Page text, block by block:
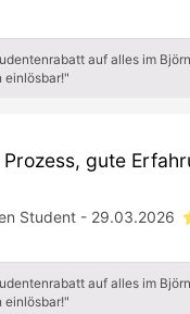
auf alles im
einlösbar!"
gute
Student - 29.03.2026
auf alles im
einlösbar!"